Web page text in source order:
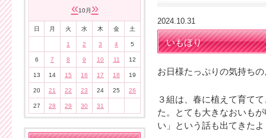
2024.10.31
いもほり
お日様たっぷりの気持ち
３組は、春に植えて育て
た。とても大きなおいも
い」という話も出てきた
«10月 »
日 月 火 水 木 金 土
1 2 3 4 5
6 7 8 9 10 11 12
13 14 15 16 17 18 19
20 21 22 23 24 25 26
27 28 29 30 31